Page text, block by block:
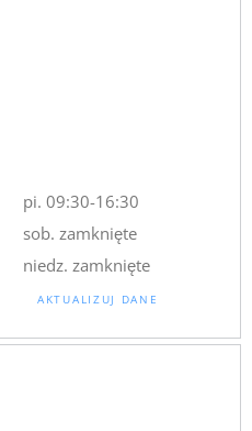
pi. 09:30-16:30
sob. zamknięte
niedz. zamknięte
AKTUALIZUJ DANE